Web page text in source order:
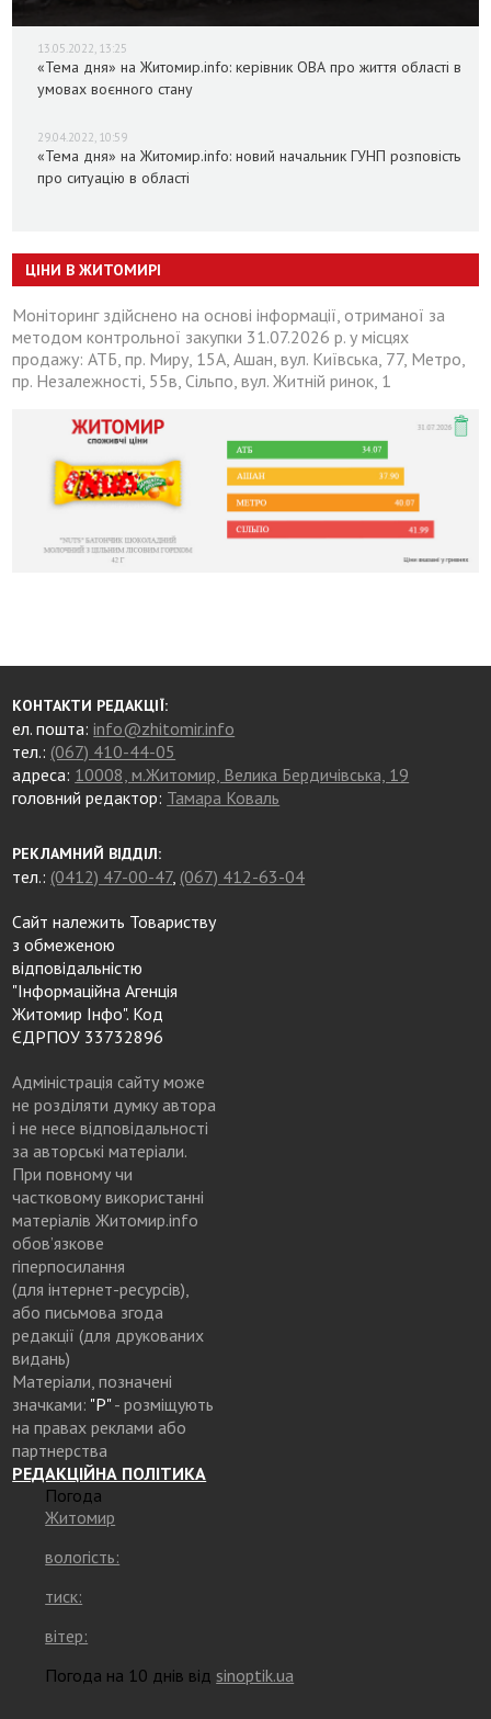
13.05.2022, 13:25
«Тема дня» на Житомир.info: керівник ОВА про життя області в
умовах воєнного стану
29.04.2022, 10:59
«Тема дня» на Житомир.info: новий начальник ГУНП розповість
про ситуацію в області
ЦІНИ В ЖИТОМИРІ
Моніторинг здійснено на основі інформації, отриманої за
методом контрольної закупки 31.07.2026 р. у місцях
продажу: АТБ, пр. Миру, 15А, Ашан, вул. Київська, 77, Метро,
пр. Незалежності, 55в, Сільпо, вул. Житній ринок, 1
КОНТАКТИ РЕДАКЦІЇ:
ел. пошта:info@zhitomir.info
тел.: (067) 410-44-05
адреса: 10008, м.Житомир, Велика Бердичівська, 19
головний редактор: Тамара Коваль
РЕКЛАМНИЙ ВІДДІЛ:
тел.: (0412) 47-00-47, (067) 412-63-04
Сайт належить Товариству
з обмеженою
відповідальністю
"Інформаційна Агенція
Житомир Інфо". Код
ЄДРПОУ 33732896
Адміністрація сайту може
не розділяти думку автора
і не несе відповідальності
за авторські матеріали.
При повному чи
частковому використанні
матеріалів Житомир.info
обов’язкове
гіперпосилання
(для інтернет-ресурсів),
або письмова згода
редакції (для друкованих
видань)
Матеріали, позначені
значками: "Р"- розміщують
на правах реклами або
партнерства
РЕДАКЦІЙНА ПОЛІТИКА
Погода
Житомир
вологість:
тиск:
вітер:
Погода на 10 днів від sinoptik.ua